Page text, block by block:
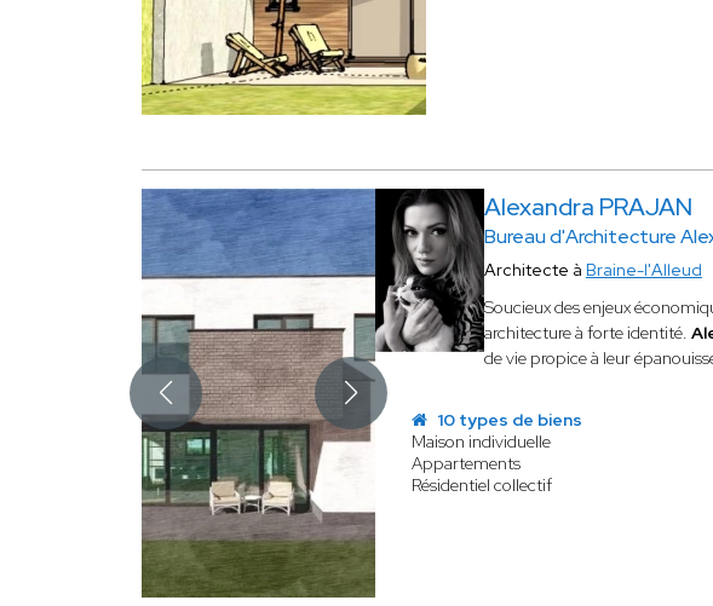
Alexandra PRAJAN
Bureau d'Architecture
Architecte à Braine-l'Alleud
Soucieux des enjeux
architecture à forte identité.
de vie propice à leur
10 types de biens
Maison individuelle
Appartements
Résidentiel collectif